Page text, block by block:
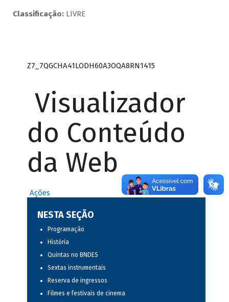
Classificação:LIVRE
Z7_7QGCHA41LODH60A3OQA8RN1415
Visualizador
do Conteúdo
da Web
Ações
NESTA SEÇÃO
Programação
História
Quintas no BNDES
Sextas instrumentais
Reserva de ingressos
Filmes e festivais de cinema